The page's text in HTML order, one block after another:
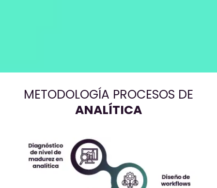
METODOLOGÍA PROCESOS DE
ANALÍTICA